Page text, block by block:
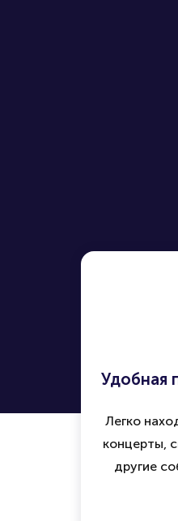
Удобная
Легко
концерты,
другие